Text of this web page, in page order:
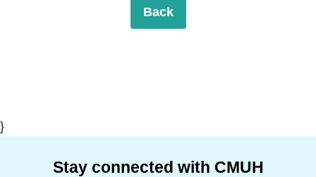
Back
}
Stay connected with CMUH